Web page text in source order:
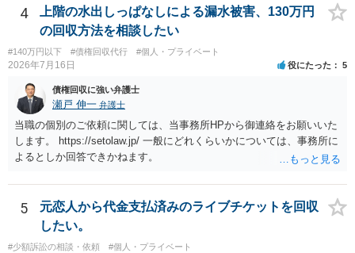
代理人が就いていたことを知らせると（訴状の記載内容から明らかな
場合も）、裁判所が当該代理人弁護士に事前連絡し、引き続き訴訟も
受任するかを聞いたうえで、受任の意志が明らかになったところで、
直接被告に送達するのではなく、代理人に訴状の受領を促すこともあ
ります。 ラインのやり取りでしか証拠がないと、実際の本人性が明ら
かではありません。もちろん弁護士（２０万円の請求で代理人弁護士
に委任するかも疑わしいのですが）も住所は明らかにしないでしょ
う。 何か本人を示す事実（振込先などの情報）から、相手の住所等の
情報を割り出していくしかないように思えます。 以上、ご参考まで。
4
上階の水出しっぱなしによる漏水被害、130万円
の回収方法を相談したい
#140万円以下 #債権回収代行 #個人・プライベート
2026年7月16日 役にたった 5
債権回収に強い弁護士
瀬戸 伸一 弁護士
当職の個別のご依頼に関しては、当事務所HPから御連絡をお願いいた
します。 https://setolaw.jp/ 一般にどれくらいかについては、事務所に
よるとしか回答できかねます。
5
元恋人から代金支払済みのライブチケットを回収
したい。
#少額訴訟の相談・依頼 #個人・プライベート